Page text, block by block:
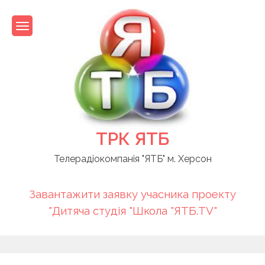
content
ТРК ЯТБ
Телерадіокомпанія "ЯТБ" м. Херсон
Завантажити заявку учасника проекту
"Дитяча студія "Школа "ЯТБ.TV"